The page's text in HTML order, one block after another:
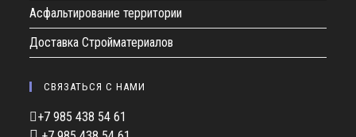
Асфальтирование территории
Доставка Стройматериалов
СВЯЗАТЬСЯ С НАМИ
+7 985 438 54 61